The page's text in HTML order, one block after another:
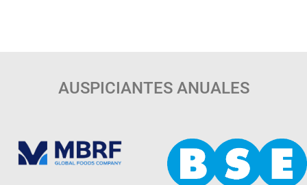
AUSPICIANTES ANUALES